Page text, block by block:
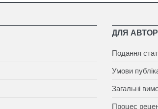
ДЛЯ
Подання
Умови
Загальні
Процес